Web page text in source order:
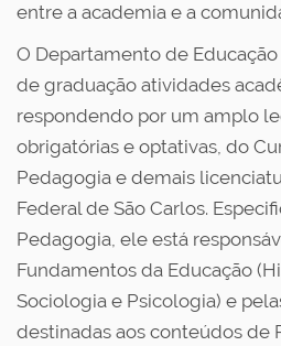
entre a academia e a
O Departamento de
de graduação atividades
respondendo por um amplo
obrigatórias e optativas, do
Pedagogia e demais
Federal de São Carlos.
Pedagogia, ele está
Fundamentos da Educação
Sociologia e Psicologia) e
destinadas aos conteúdos de